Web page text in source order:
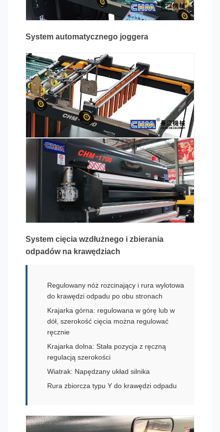
System automatycznego joggera
System cięcia wzdłużnego i zbierania
odpadów na krawędziach
Regulowany nóż rozcinający i rura wylotowa
do krawędzi odpadu po obu stronach
Krajarka górna: regulowana w górę lub w
dół, szerokość cięcia można regulować
ręcznie
Krajarka dolna: Stała pozycja z ręczną
regulacją szerokości
Wiatrak: Napędzany układ silnika
Rura zbiorcza typu Y do krawędzi odpadu